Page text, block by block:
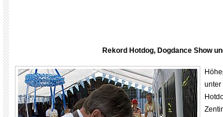
Rekord Hotdog, Dogdance Show
unter